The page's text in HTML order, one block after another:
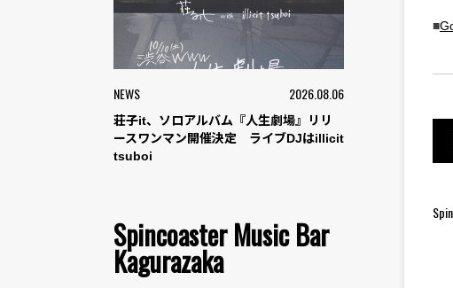
NEWS 2026.08.06
荘子it、ソロアルバム『人生劇場』リリ
ースワンマン開催決定 ライブDJはillicit
tsuboi
Spincoaster Music Bar
Kagurazaka
■